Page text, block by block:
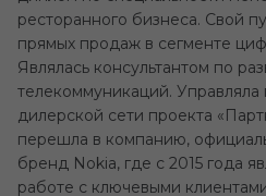
ресторанного бизнеса. Свой
прямых продаж в сегменте
Являлась консультантом по
телекоммуникаций.
дилерской сети проекта
перешла в компанию,
бренд Nokia, где с 2015 года
работе с ключевыми